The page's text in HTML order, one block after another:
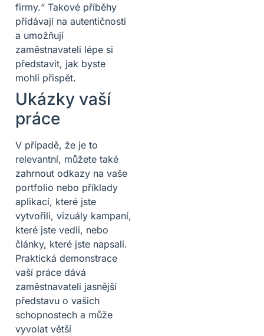
firmy.“ Takové příběhy
přidávají na autentičnosti
a umožňují
zaměstnavateli lépe si
představit, jak byste
mohli přispět.
Ukázky vaší
práce
V případě, že je to
relevantní, můžete také
zahrnout odkazy na vaše
portfolio nebo příklady
aplikací, které jste
vytvořili, vizuály kampaní,
které jste vedli, nebo
články, které jste napsali.
Praktická demonstrace
vaší práce dává
zaměstnavateli jasnější
představu o vašich
schopnostech a může
vyvolat větší